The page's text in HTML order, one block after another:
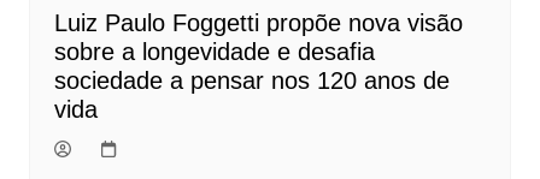
Luiz Paulo Foggetti propõe nova visão
sobre a longevidade e desafia
sociedade a pensar nos 120 anos de
vida